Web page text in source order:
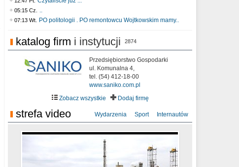
05:15 Cz. ..
07:13 Wt. PO politologii . PO remontowcu Wojtkowskim mamy..
katalog firm i instytucji 2874
Przedsiębiorstwo Gospodarki
ul. Komunalna 4,
tel. (54) 412-18-00
www.saniko.com.pl
Zobacz wszystkie
Dodaj firmę
strefa video Wydarzenia Sport Internautów
Ni To Ponk - W oczach mamy strach
sixf33t .Last Year DRONE FOOTAGE
Włocławek
XXIII Sesja Rady Miasta Włocławek VIII
kadencji w dniu 09.06.2020 r.